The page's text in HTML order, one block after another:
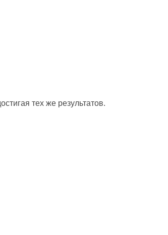
тех же результатов.